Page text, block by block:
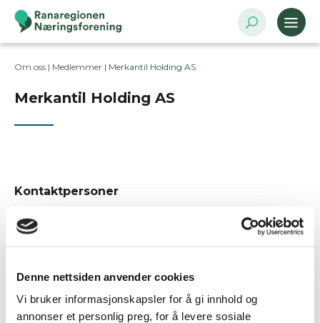
Denne nettsiden anvender cookies
Vi bruker informasjonskapsler for å gi innhold og
annonser et personlig preg, for å levere sosiale
Om oss | Medlemmer | Merkantil Holding AS
Merkantil Holding AS
Kontaktpersoner
Besøksadresse
Postboks 1408, 8602 Mo i Rana